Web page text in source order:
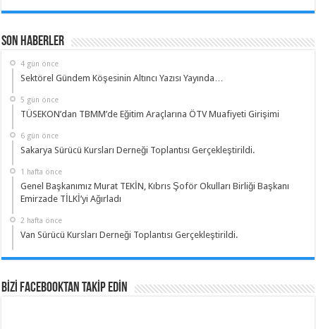
Son Haberler
4 gün önce
Sektörel Gündem Köşesinin Altıncı Yazısı Yayında…
5 gün önce
TÜSEKON’dan TBMM’de Eğitim Araçlarına ÖTV Muafiyeti Girişimi
6 gün önce
Sakarya Sürücü Kursları Derneği Toplantısı Gerçekleştirildi.
1 hafta önce
Genel Başkanımız Murat TEKİN, Kıbrıs Şoför Okulları Birliği Başkanı
Emirzade TİLKİ’yi Ağırladı
2 hafta önce
Van Sürücü Kursları Derneği Toplantısı Gerçekleştirildi.
BİZİ Facebooktan TAKİP EDİN